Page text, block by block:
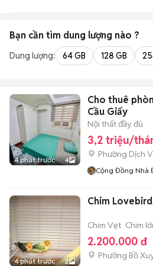
Bạn cần tìm dung lượng nào ?
Dung lượng: 64 GB 128 GB
4 phút trước 4
Cho thuê
Cầu Giấy
Nội thất đầy đủ
3,2 triệu/
Phường Dịch
Cộng Đồng Nhà
4 phút trước 2
Chim
Chim Vẹt Chim
2.200.000 đ
Phường Bồ